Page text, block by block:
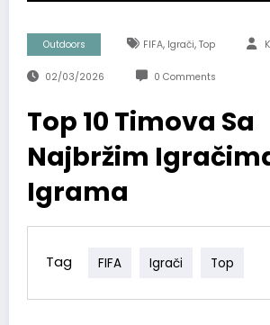
Outdoors FIFA, Igrači, Top
02/03/2026 0 Comments
Top 10 Timova Sa
Najbržim
Igrama
Tag FIFA Igrači Top